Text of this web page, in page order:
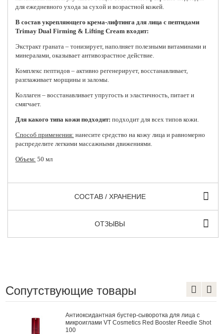
для ежедневного ухода за сухой и возрастной кожей.
В состав укрепляющего крема-лифтинга для лица с пептидами
Trimay Dual Firming & Lifting Cream входит:
Экстракт граната – тонизирует, наполняет полезными витаминами и
минералами, оказывает антивозрастное действие.
Комплекс пептидов – активно регенерирует, восстанавливает,
разглаживает морщины и заломы.
Коллаген – восстанавливает упругость и эластичность, питает и
смягчает.
Для какого типа кожи подходит: подходит для всех типов кожи.
Способ применения: нанесите средство на кожу лица и равномерно
распределите легкими массажными движениями.
Объем: 50 мл
СОСТАВ / ХРАНЕНИЕ
ОТЗЫВЫ
Сопутствующие товары
Антиоксидантная бустер-сыворотка для лица с
микроиглами VT Cosmetics Red Booster Reedle Shot
100